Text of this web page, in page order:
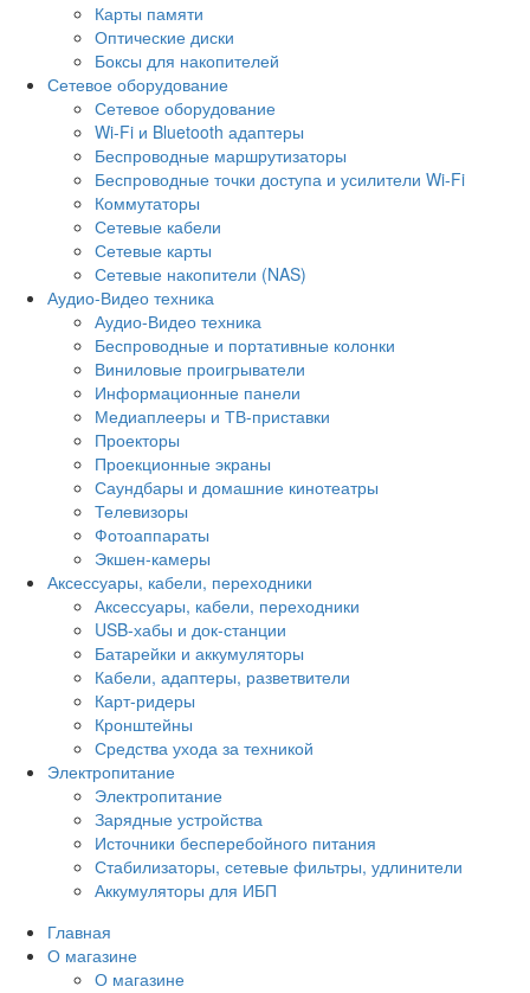
Карты памяти
Оптические диски
Боксы для накопителей
Сетевое оборудование
Сетевое оборудование
Wi-Fi и Bluetooth адаптеры
Беспроводные маршрутизаторы
Беспроводные точки доступа и усилители Wi-Fi
Коммутаторы
Сетевые кабели
Сетевые карты
Сетевые накопители (NAS)
Аудио-Видео техника
Аудио-Видео техника
Беспроводные и портативные колонки
Виниловые проигрыватели
Информационные панели
Медиаплееры и ТВ-приставки
Проекторы
Проекционные экраны
Саундбары и домашние кинотеатры
Телевизоры
Фотоаппараты
Экшен-камеры
Аксессуары, кабели, переходники
Аксессуары, кабели, переходники
USB-хабы и док-станции
Батарейки и аккумуляторы
Кабели, адаптеры, разветвители
Карт-ридеры
Кронштейны
Средства ухода за техникой
Электропитание
Электропитание
Зарядные устройства
Источники бесперебойного питания
Стабилизаторы, сетевые фильтры, удлинители
Аккумуляторы для ИБП
Главная
О магазине
О магазине